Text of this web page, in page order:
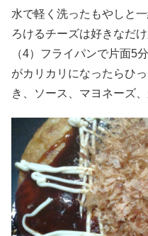
水で軽く洗ったもやしと
ろけるチーズは好きなだけ
（4）フライパンで片面5
がカリカリになったらひ
き、ソース、マヨネーズ